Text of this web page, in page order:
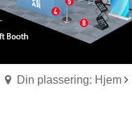
Din plassering: Hjem